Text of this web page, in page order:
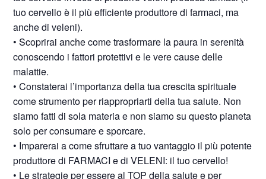
tuo cervello è il più efficiente produttore di farmaci, ma
anche di veleni).
• Scoprirai anche come trasformare la paura in serenità
conoscendo i fattori protettivi e le vere cause delle
malattie.
• Constaterai l’importanza della tua crescita spirituale
come strumento per riappropriarti della tua salute. Non
siamo fatti di sola materia e non siamo su questo pianeta
solo per consumare e sporcare.
• Imparerai a come sfruttare a tuo vantaggio il più potente
produttore di FARMACI e di VELENI: il tuo cervello!
• Le strategie per essere al TOP della salute e per